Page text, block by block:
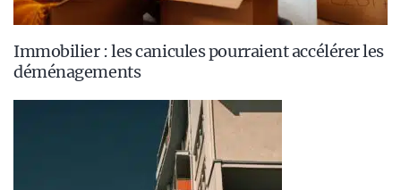
Immobilier : les canicules pourraient accélérer les
déménagements